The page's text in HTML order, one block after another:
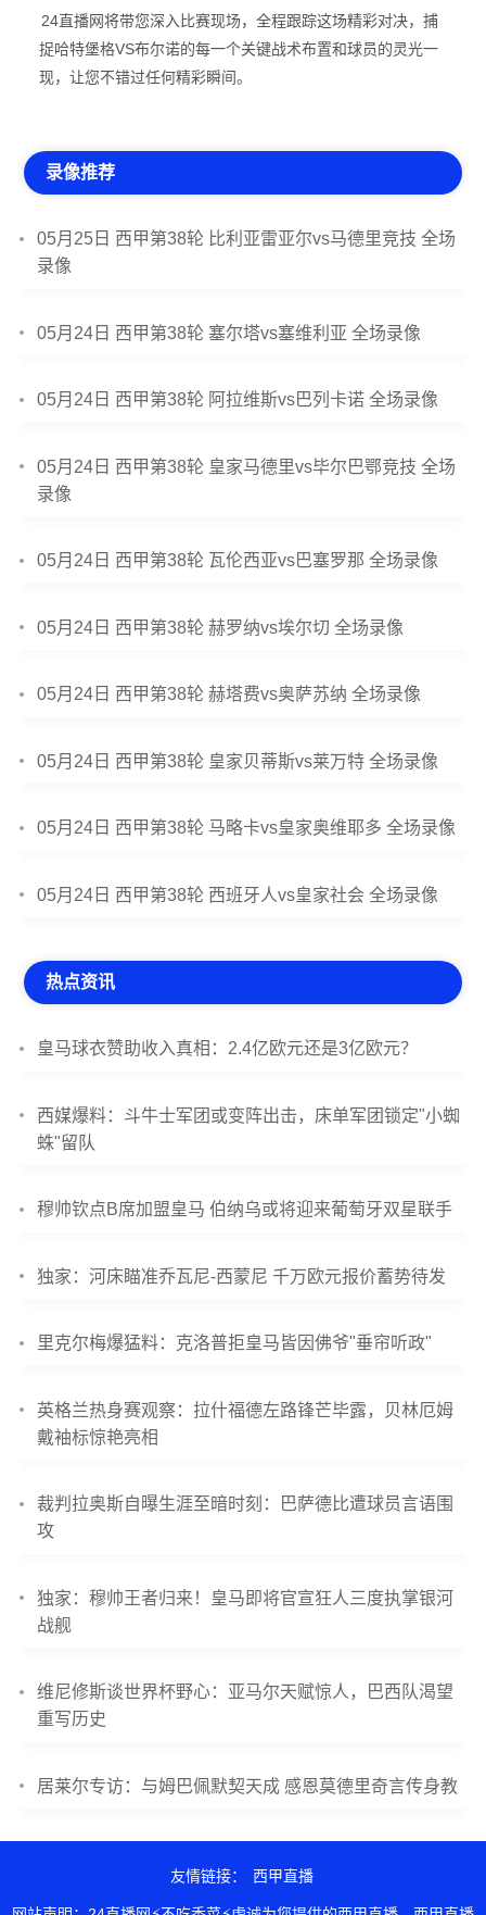
24直播网将带您深入比赛现场，全程跟踪这场精彩对决，捕
捉哈特堡格VS布尔诺的每一个关键战术布置和球员的灵光一
现，让您不错过任何精彩瞬间。
录像推荐
05月25日 西甲第38轮 比利亚雷亚尔vs马德里竞技 全场
录像
05月24日 西甲第38轮 塞尔塔vs塞维利亚 全场录像
05月24日 西甲第38轮 阿拉维斯vs巴列卡诺 全场录像
05月24日 西甲第38轮 皇家马德里vs毕尔巴鄂竞技 全场
录像
05月24日 西甲第38轮 瓦伦西亚vs巴塞罗那 全场录像
05月24日 西甲第38轮 赫罗纳vs埃尔切 全场录像
05月24日 西甲第38轮 赫塔费vs奥萨苏纳 全场录像
05月24日 西甲第38轮 皇家贝蒂斯vs莱万特 全场录像
05月24日 西甲第38轮 马略卡vs皇家奥维耶多 全场录像
05月24日 西甲第38轮 西班牙人vs皇家社会 全场录像
热点资讯
皇马球衣赞助收入真相：2.4亿欧元还是3亿欧元？
西媒爆料：斗牛士军团或变阵出击，床单军团锁定"小蜘
蛛"留队
穆帅钦点B席加盟皇马 伯纳乌或将迎来葡萄牙双星联手
独家：河床瞄准乔瓦尼-西蒙尼 千万欧元报价蓄势待发
里克尔梅爆猛料：克洛普拒皇马皆因佛爷"垂帘听政"
英格兰热身赛观察：拉什福德左路锋芒毕露，贝林厄姆
戴袖标惊艳亮相
裁判拉奥斯自曝生涯至暗时刻：巴萨德比遭球员言语围
攻
独家：穆帅王者归来！皇马即将官宣狂人三度执掌银河
战舰
维尼修斯谈世界杯野心：亚马尔天赋惊人，巴西队渴望
重写历史
居莱尔专访：与姆巴佩默契天成 感恩莫德里奇言传身教
友情链接： 西甲直播